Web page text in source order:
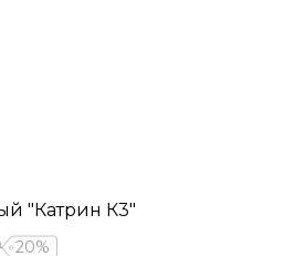
"Катрин К3"
20%